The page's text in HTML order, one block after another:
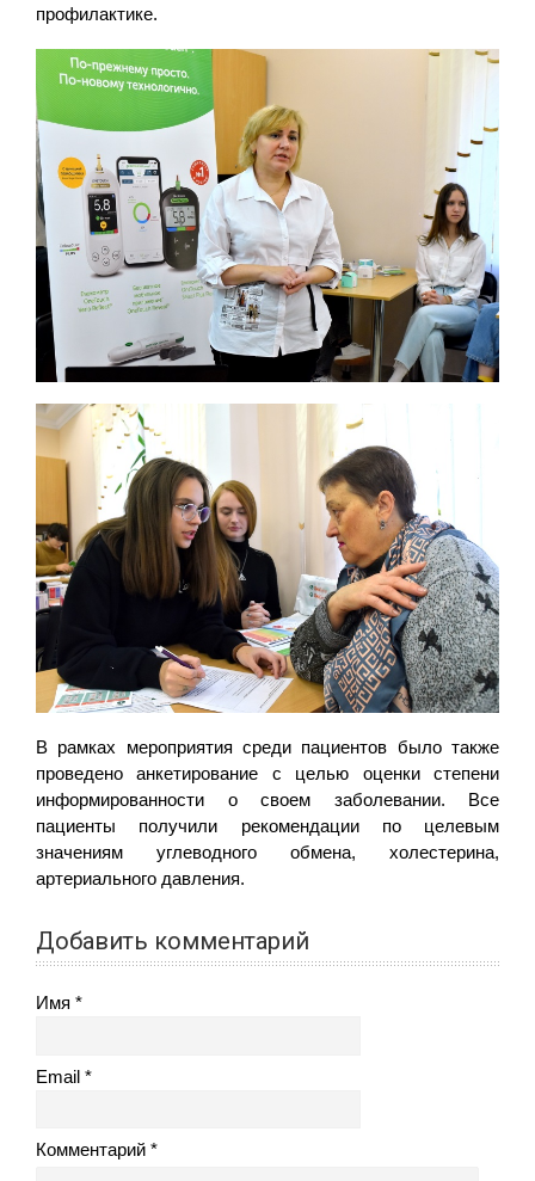
профилактике.
В рамках мероприятия среди пациентов было также
проведено анкетирование с целью оценки степени
информированности о своем заболевании. Все
пациенты получили рекомендации по целевым
значениям углеводного обмена, холестерина,
артериального давления.
Добавить комментарий
Имя
Email
Комментарий